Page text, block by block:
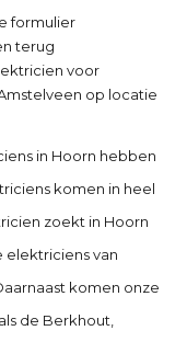
formulier
terug
voor
op locatie
in Hoorn hebben
komen in heel
zoekt in Hoorn
elektriciens van
komen onze
de Berkhout,